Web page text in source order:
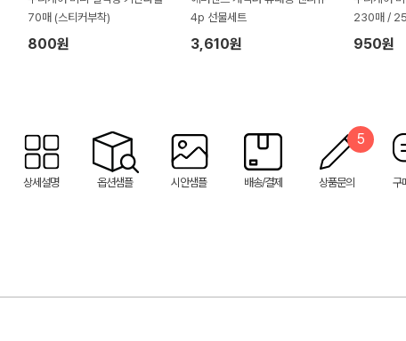
70매 (스티커부착)
800원
4p 선물세트
3,610원
230매 /
950원
상세설명 옵션샘플 시안샘플 배송/결제 상품문의
5
구